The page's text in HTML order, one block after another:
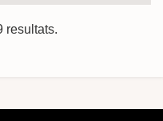
resultats.
TAB per navegar.